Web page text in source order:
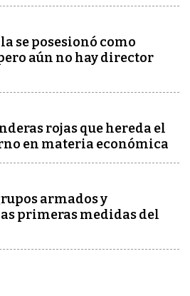
se posesionó como
aún no hay director
rojas que hereda el
en materia económica
armados y
primeras medidas del